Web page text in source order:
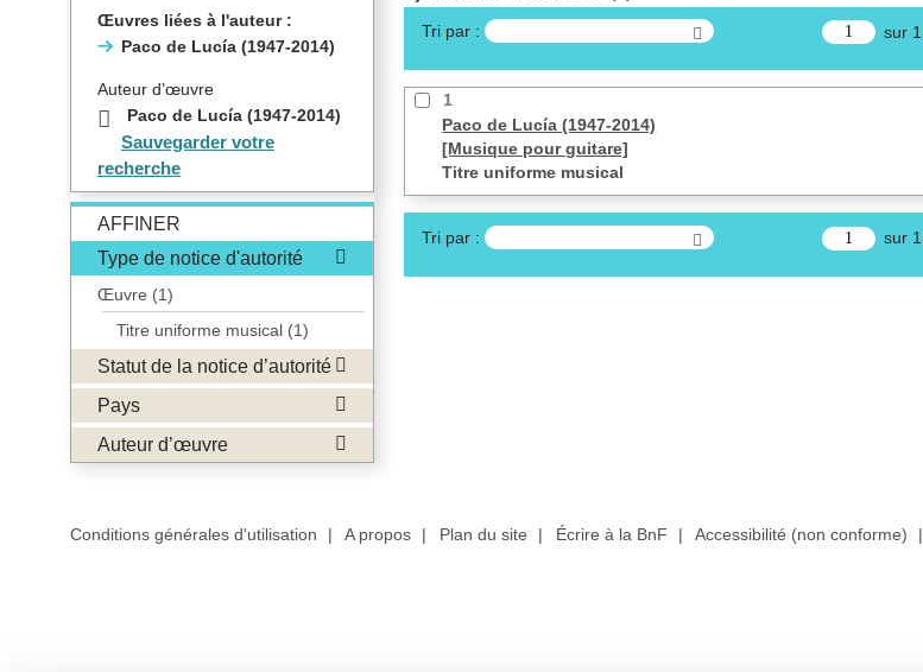
Œuvres liées à l'auteur :
Paco de Lucía (1947-2014)
Auteur d’œuvre
Paco de Lucía (1947-2014)
Sauvegarder votre
recherche
AFFINER
Type de notice d'autorité
Œuvre (1)
Titre uniforme musical (1)
Statut de la notice d’autorité
Pays
Auteur d’œuvre
Tri par : sur 1
1
Paco de Lucía (1947-2014)
[Musique pour guitare]
Titre uniforme musical
Tri par : sur 1
Conditions générales d'utilisation | A propos | Plan du site | Écrire à la BnF | Accessibilité (non conforme) |